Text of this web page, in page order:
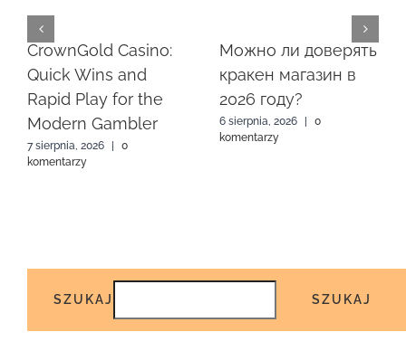
CrownGold Casino:
Quick Wins and
Rapid Play for the
Modern Gambler
7 sierpnia, 2026
0
komentarzy
Можно ли доверять
кракен магазин в
2026 году?
6 sierpnia, 2026
0
komentarzy
SZUKAJ SZUKAJ